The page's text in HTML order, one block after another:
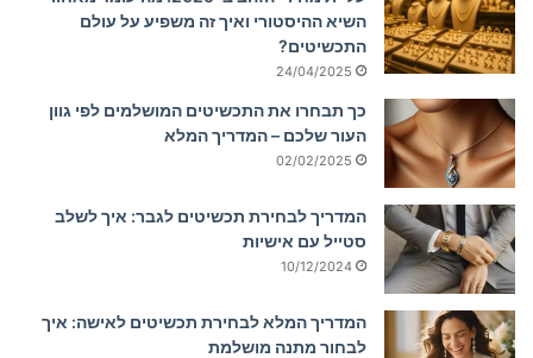
השיא ההיסטורי ואיך זה משפיע על עולם
התכשיטים?
24/04/2025
כך תבחרו את התכשיטים המושלמים לפי גוון
העור שלכם – המדריך המלא
02/02/2025
המדריך לבחירת תכשיטים לגבר: איך לשלב
סטייל עם אישיות
10/12/2024
המדריך המלא לבחירת תכשיטים לאישה: איך
לבחור מתנה מושלמת